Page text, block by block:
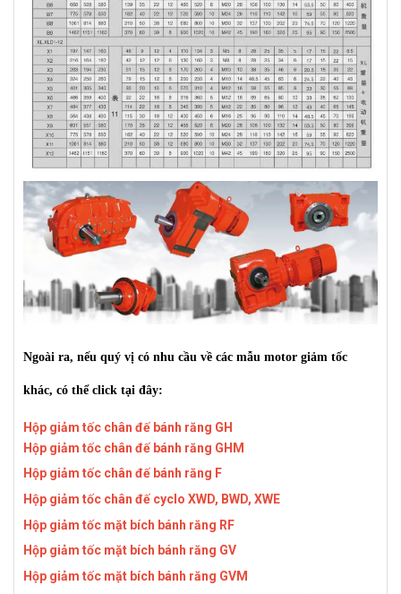
Ngoài ra, nếu quý vị có nhu cầu về các mẫu motor giảm tốc
khác, có thể click tại đây:
Hộp giảm tốc chân đế bánh răng GH
Hộp giảm tốc chân đế bánh răng GHM
Hộp giảm tốc chân đế bánh răng F
Hộp giảm tốc chân đế cyclo XWD, BWD, XWE
Hộp giảm tốc mặt bích bánh răng RF
Hộp giảm tốc mặt bích bánh răng GV
Hộp giảm tốc mặt bích bánh răng GVM